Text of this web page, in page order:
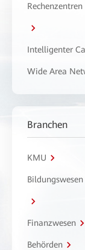
Rechenzentren
Intelligenter
Wide Area
Branchen
KMU
Bildungswesen
Finanzwesen
Behörden